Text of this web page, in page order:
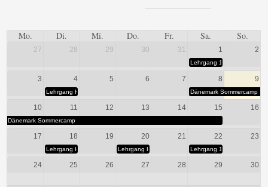
Mo. Di. Mi. Do. Fr. Sa. So.
27 28 29 30 31 1 2
Lehrgang 10-15.30 Uhr
3 4 5 6 7 8 9
Lehrgang Hausstrecke Dänemark Sommercamp
10 11 12 13 14 15 16
Dänemark Sommercamp
17 18 19 20 21 22 23
Lehrgang Hausstrecke Lehrgang Hausstrecke Lehrgang 10-15.30 Uhr
24 25 26 27 28 29 30